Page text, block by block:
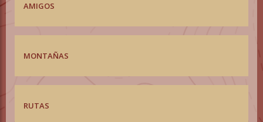
AMIGOS
MONTAÑAS
RUTAS